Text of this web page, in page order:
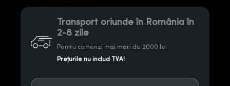
Transport oriunde în România în
2-8 zile
Pentru comenzi mai mari de 2000 lei
Prețurile nu includ TVA!